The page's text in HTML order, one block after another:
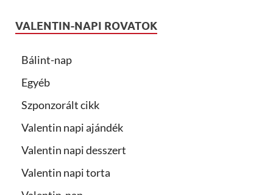
VALENTIN-NAPI ROVATOK
Bálint-nap
Egyéb
Szponzorált cikk
Valentin napi ajándék
Valentin napi desszert
Valentin napi torta